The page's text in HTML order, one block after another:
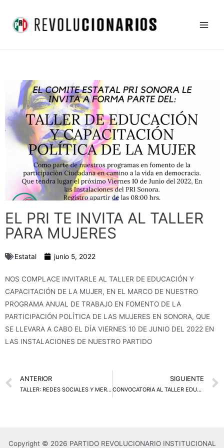
contenido
EL PRI TE INVITA AL TALLER
PARA MUJERES
Estatal junio 5, 2022
NOS COMPLACE INVITARLE AL TALLER DE EDUCACIÓN Y
CAPACITACIÓN DE LA MUJER, EN EL MARCO DE NUESTRO
PROGRAMA ANUAL DE TRABAJO EN FOMENTO DE LA
PARTICIPACIÓN POLÍTICA DE LAS MUJERES EN SONORA, QUE
SE LLEVARA A CABO EL DÍA VIERNES 10 DE JUNIO DEL 2022 EN
LAS INSTALACIONES DE NUESTRO PARTIDO
Prev
ANTERIOR
TALLER: REDES SOCIALES Y MERCADOTECNIA POLÍTICA.
SIGUIENTE
CONVOCATORIA AL TALLER EDUCACION Y CAPACITACION POLITICA
Copyright © 2026 PARTIDO REVOLUCIONARIO INSTITUCIONAL